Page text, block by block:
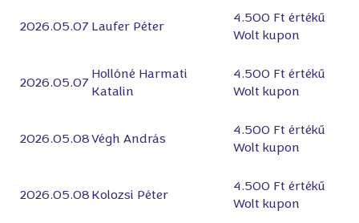
2026.05.07 Laufer Péter
4.500 Ft értékű
Wolt kupon
2026.05.07
Hollóné Harmati
Katalin
4.500 Ft értékű
Wolt kupon
2026.05.08Végh András
4.500 Ft értékű
Wolt kupon
2026.05.08 Kolozsi Péter
4.500 Ft értékű
Wolt kupon